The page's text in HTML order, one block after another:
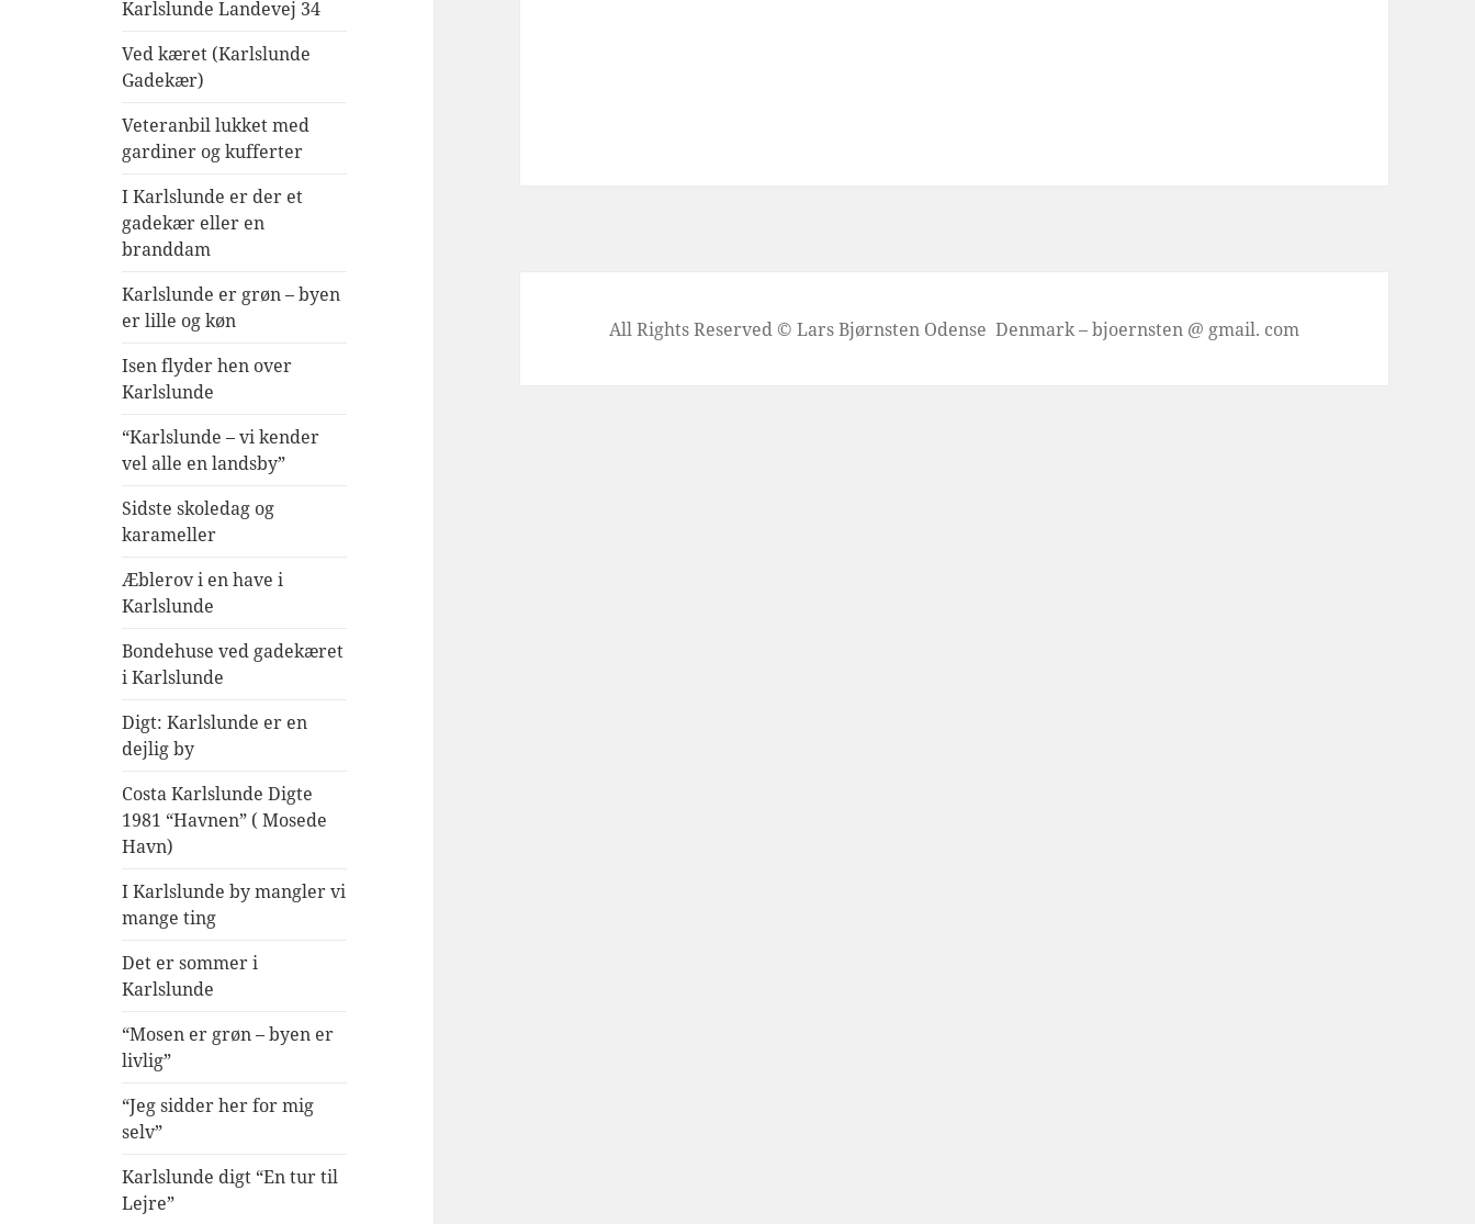
Karlslunde Landevej 34
Ved kæret (Karlslunde
Gadekær)
Veteranbil lukket med
gardiner og kufferter
I Karlslunde er der et
gadekær eller en
branddam
Karlslunde er grøn – byen
er lille og køn
Isen flyder hen over
Karlslunde
“Karlslunde – vi kender
vel alle en landsby”
Sidste skoledag og
karameller
Æblerov i en have i
Karlslunde
Bondehuse ved gadekæret
i Karlslunde
Digt: Karlslunde er en
dejlig by
Costa Karlslunde Digte
1981 “Havnen” ( Mosede
Havn)
I Karlslunde by mangler vi
mange ting
Det er sommer i
Karlslunde
“Mosen er grøn – byen er
livlig”
“Jeg sidder her for mig
selv”
Karlslunde digt “En tur til
Lejre”
All Rights Reserved © Lars Bjørnsten Odense Denmark – bjoernsten @ gmail. com